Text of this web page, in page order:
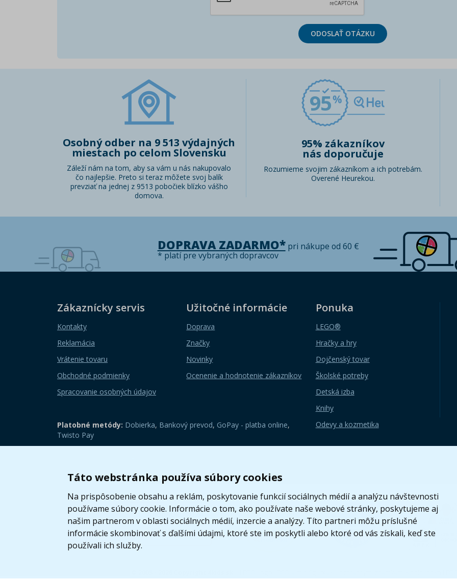
Táto webstránka používa súbory cookies
Na prispôsobenie obsahu a reklám, poskytovanie funkcií sociálnych médií a analýzu návštevnosti
používame súbory cookie. Informácie o tom, ako používate naše webové stránky, poskytujeme aj
našim partnerom v oblasti sociálnych médií, inzercie a analýzy. Títo partneri môžu príslušné
informácie skombinovať s ďalšími údajmi, ktoré ste im poskytli alebo ktoré od vás získali, keď ste
používali ich služby.
ODOSLAŤ OTÁZKU
Osobný odber na 9 513 výdajných
miestach po celom Slovensku
Záleží nám na tom, aby sa vám u nás nakupovalo
čo najlepšie. Preto si teraz môžete svoj balík
prevziať na jednej z 9513 pobočiek blízko vášho
domova.
95
95% zákazníkov
nás doporučuje
Rozumieme svojim zákazníkom a ich potrebám.
Overené Heurekou.
DOPRAVA ZADARMO*pri nákupe od 60 €
* platí pre vybraných dopravcov
Zákaznícky servis
Kontakty
Reklamácia
Vrátenie tovaru
Obchodné podmienky
Spracovanie osobných údajov
Užitočné informácie
Doprava
Značky
Novinky
Ocenenie a hodnotenie zákazníkov
Ponuka
LEGO®
Hračky a hry
Dojčenský tovar
Školské potreby
Detská izba
Knihy
Odevy a kozmetika
Platobné metódy: Dobierka, Bankový prevod, GoPay - platba online,
Twisto Pay